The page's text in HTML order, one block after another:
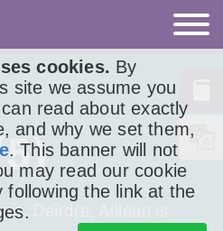
cookies. By
site we assume you
read about exactly
and why we set them,
. This banner will not
may read our cookie
following the link at the
Deirdre, Aillean is